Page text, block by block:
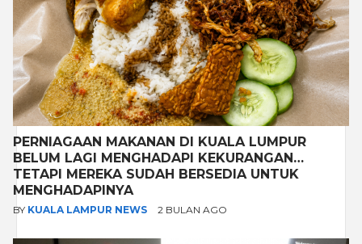
PERNIAGAAN MAKANAN DI KUALA LUMPUR
BELUM LAGI MENGHADAPI KEKURANGAN…
TETAPI MEREKA SUDAH BERSEDIA UNTUK
MENGHADAPINYA
BY KUALA LAMPUR NEWS 2 BULAN AGO